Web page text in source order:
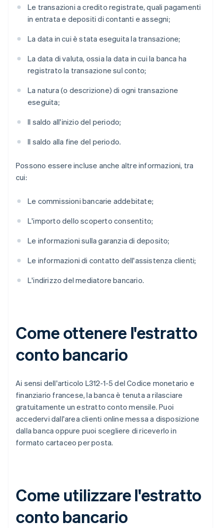
Le transazioni a credito registrate, quali pagamenti
in entrata e depositi di contanti e assegni;
La data in cui è stata eseguita la transazione;
La data di valuta, ossia la data in cui la banca ha
registrato la transazione sul conto;
La natura (o descrizione) di ogni transazione
eseguita;
Il saldo all'inizio del periodo;
Il saldo alla fine del periodo.
Possono essere incluse anche altre informazioni, tra
cui:
Le commissioni bancarie addebitate;
L'importo dello scoperto consentito;
Le informazioni sulla garanzia di deposito;
Le informazioni di contatto dell'assistenza clienti;
L'indirizzo del mediatore bancario.
Come ottenere l'estratto
conto bancario
Ai sensi dell'articolo L312-1-5 del Codice monetario e
finanziario francese, la banca è tenuta a rilasciare
gratuitamente un estratto conto mensile. Puoi
accedervi dall'area clienti online messa a disposizione
dalla banca oppure puoi scegliere di riceverlo in
formato cartaceo per posta.
Come utilizzare l'estratto
conto bancario